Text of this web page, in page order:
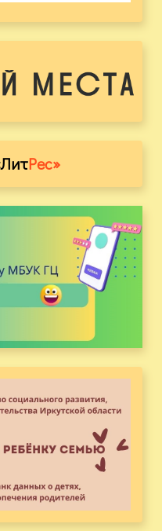
Рес»